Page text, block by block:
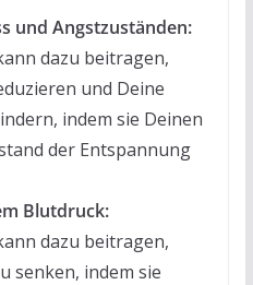
und Angstzuständen:
dazu beitragen,
und Deine
indem sie Deinen
der Entspannung
Blutdruck:
dazu beitragen,
senken, indem sie